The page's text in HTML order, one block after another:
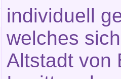
individuell
welches
Altstadt von